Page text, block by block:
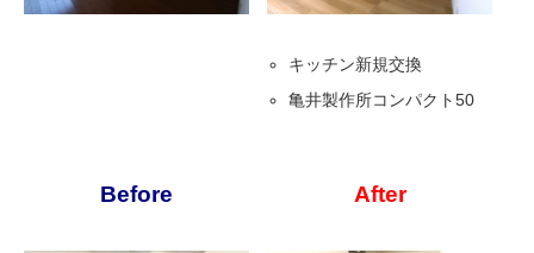
キッチン新規交換
亀井製作所コンパクト50
Before After